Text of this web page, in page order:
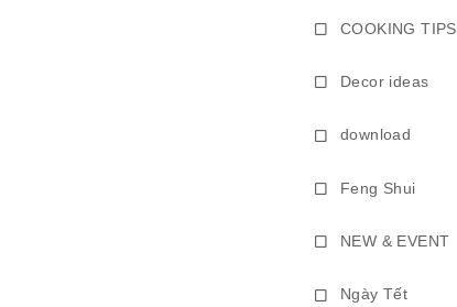
COOKING TIPS
Decor ideas
download
Feng Shui
NEW & EVENT
Ngày Tết